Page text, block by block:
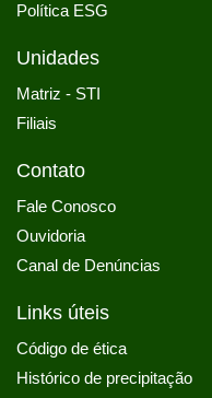
Política ESG
Unidades
Matriz - STI
Filiais
Contato
Fale Conosco
Ouvidoria
Canal de Denúncias
Links úteis
Código de ética
Histórico de precipitação